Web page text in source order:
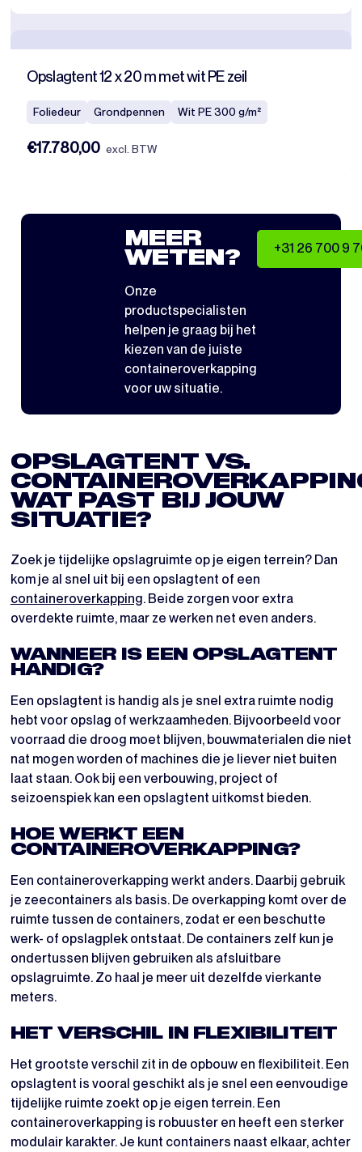
Opslagtent 12 x 20 m met wit PE zeil
Foliedeur Grondpennen Wit PE 300 g/m²
€17.780,00 excl. BTW
MEER
WETEN?
Onze
productspecialisten
helpen je graag bij het
kiezen van de juiste
containeroverkapping
voor uw situatie.
+31 26 700 9
OPSLAGTENT VS.
WAT PAST BIJ JOUW
SITUATIE?
Zoek je tijdelijke opslagruimte op je eigen terrein? Dan
kom je al snel uit bij een opslagtent of een
containeroverkapping. Beide zorgen voor extra
overdekte ruimte, maar ze werken net even anders.
WANNEER IS EEN OPSLAGTENT
HANDIG?
Een opslagtent is handig als je snel extra ruimte nodig
hebt voor opslag of werkzaamheden. Bijvoorbeeld voor
voorraad die droog moet blijven, bouwmaterialen die niet
nat mogen worden of machines die je liever niet buiten
laat staan. Ook bij een verbouwing, project of
seizoenspiek kan een opslagtent uitkomst bieden.
HOE WERKT EEN
CONTAINEROVERKAPPING?
Een containeroverkapping werkt anders. Daarbij gebruik
je zeecontainers als basis. De overkapping komt over de
ruimte tussen de containers, zodat er een beschutte
werk- of opslagplek ontstaat. De containers zelf kun je
ondertussen blijven gebruiken als afsluitbare
opslagruimte. Zo haal je meer uit dezelfde vierkante
meters.
HET VERSCHIL IN FLEXIBILITEIT
Het grootste verschil zit in de opbouw en flexibiliteit. Een
opslagtent is vooral geschikt als je snel een eenvoudige
tijdelijke ruimte zoekt op je eigen terrein. Een
containeroverkapping is robuuster en heeft een sterker
modulair karakter. Je kunt containers naast elkaar, achter